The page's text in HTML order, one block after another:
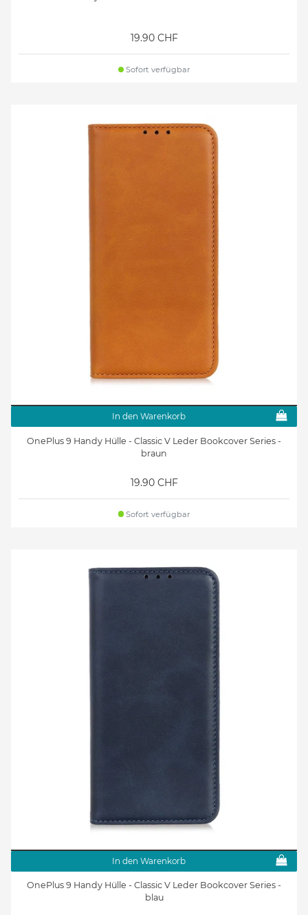
19.90 CHF
Sofort verfügbar
In den Warenkorb
OnePlus 9 Handy Hülle - Classic V Leder Bookcover Series -
braun
19.90 CHF
Sofort verfügbar
In den Warenkorb
OnePlus 9 Handy Hülle - Classic V Leder Bookcover Series -
blau